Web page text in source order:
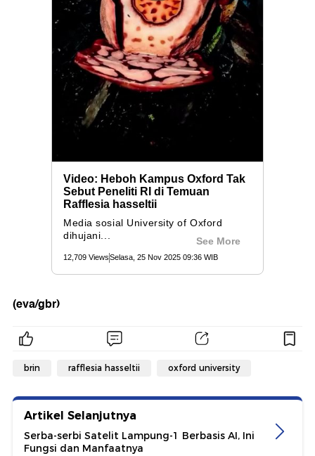
(eva/gbr)
brin rafflesia hasseltii oxford university
Artikel Selanjutnya
Serba-serbi Satelit Lampung-1 Berbasis AI, Ini
Fungsi dan Manfaatnya